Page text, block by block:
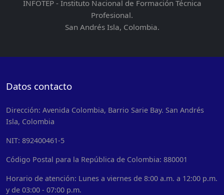
INFOTEP - Instituto Nacional de Formación Técnica
Profesional.
San Andrés Isla, Colombia.
Datos contacto
Dirección: Avenida Colombia, Barrio Sarie Bay. San Andrés
Isla, Colombia
NIT: 892400461-5
Código Postal para la República de Colombia: 880001
Horario de atención: Lunes a viernes de 8:00 a.m. a 12:00 p.m.
y de 03:00 - 07:00 p.m.